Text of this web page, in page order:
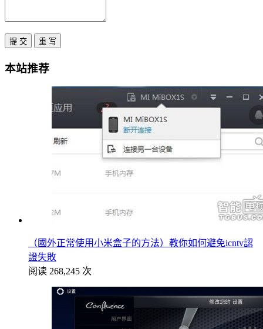
本站推荐
（國外正常使用小米盒子的方法）教你如何避免icntv認
證失敗
阅读 268,245 次